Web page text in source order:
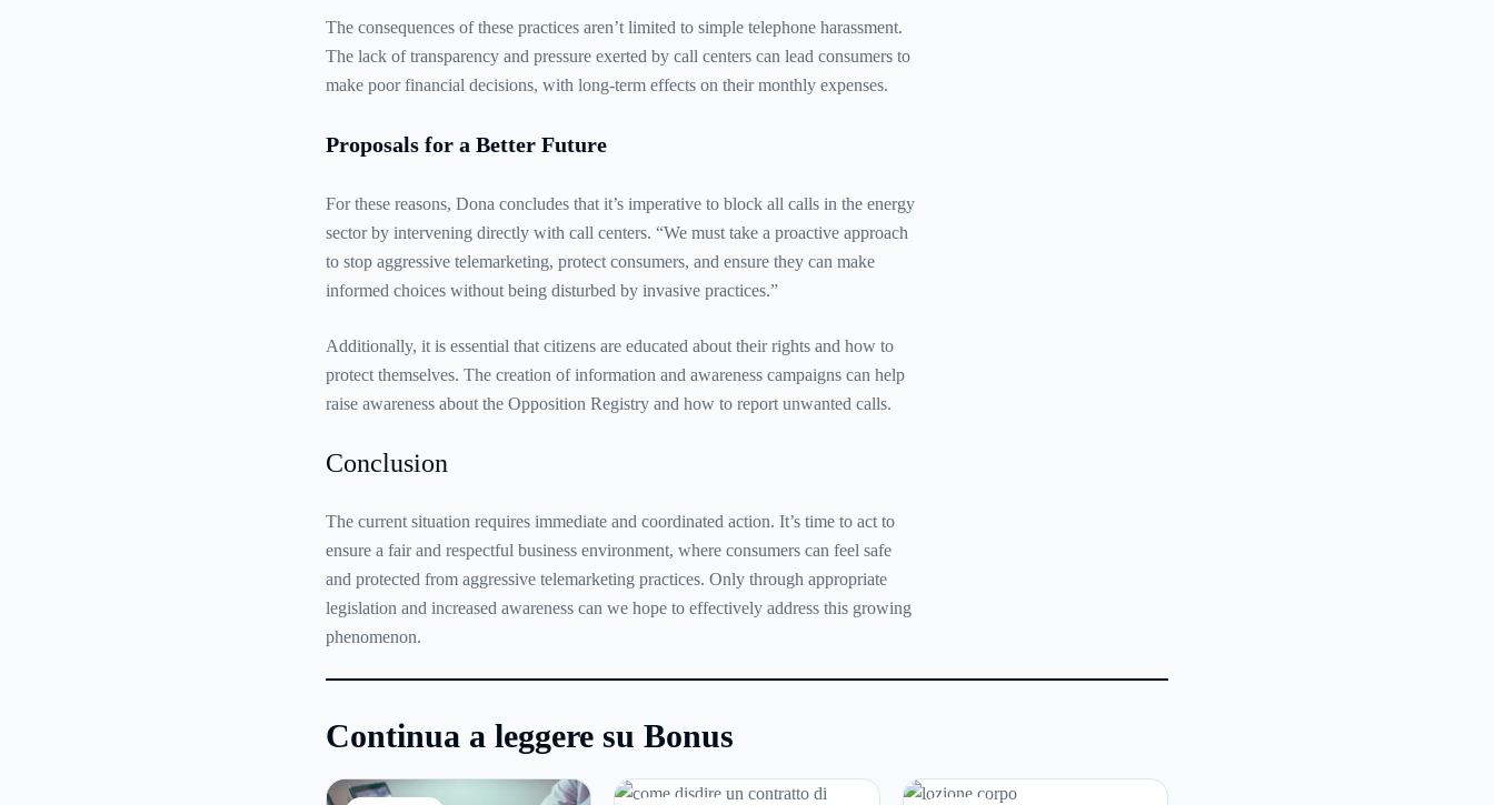
The consequences of these practices aren’t limited to simple telephone harassment.
The lack of transparency and pressure exerted by call centers can lead consumers to
make poor financial decisions, with long-term effects on their monthly expenses.
Proposals for a Better Future
For these reasons, Dona concludes that it’s imperative to block all calls in the energy
sector by intervening directly with call centers. “We must take a proactive approach
to stop aggressive telemarketing, protect consumers, and ensure they can make
informed choices without being disturbed by invasive practices.”
Additionally, it is essential that citizens are educated about their rights and how to
protect themselves. The creation of information and awareness campaigns can help
raise awareness about the Opposition Registry and how to report unwanted calls.
Conclusion
The current situation requires immediate and coordinated action. It’s time to act to
ensure a fair and respectful business environment, where consumers can feel safe
and protected from aggressive telemarketing practices. Only through appropriate
legislation and increased awareness can we hope to effectively address this growing
phenomenon.
Continua a leggere su Bonus